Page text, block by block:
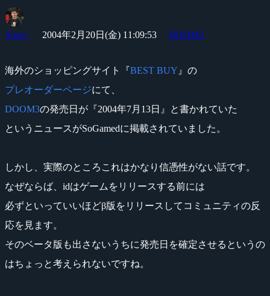
Yossy 2004年2月20日(金) 11:09:53 DOOM3
海外のショッピングサイト『BEST BUY 』の
プレオーダーページにて、
DOOM3の発売日が『2004年7月13日』と書かれていた
というニュースがSoGamedに掲載されていました。
しかし、実際のところこれはかなり信憑性がない話です。
なぜならば、idはゲームをリリースする前には
必ずといっていいほどβ版をリリースしてコミュニティの反
応を見ます。
そのベータ版も出さないうちに発売日を確定させるというの
はちょっと考えられないですね。